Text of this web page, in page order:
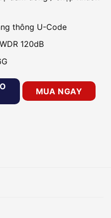
thông U-Code
120dB
IPC6415SR-X5UPW-VG số
MUA NGAY